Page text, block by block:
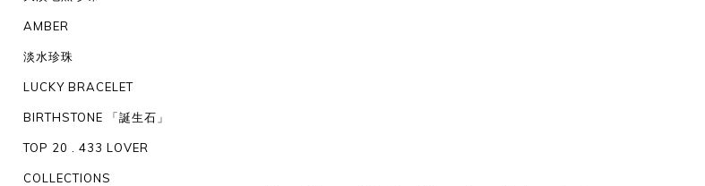
AMBER
淡水珍珠
LUCKY BRACELET
BIRTHSTONE 「誕生石」
TOP 20 . 433 LOVER
COLLECTIONS